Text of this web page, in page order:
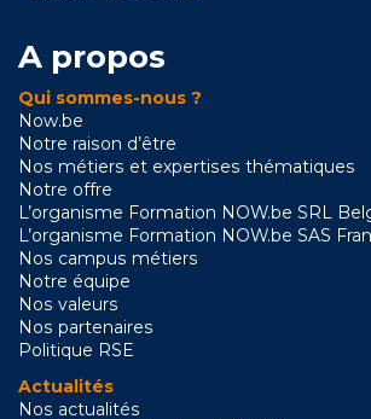
A propos
Qui sommes-nous ?
Now.be
Notre raison d’être
Nos métiers et expertises thématiques
Notre offre
L’organisme Formation NOW.be SRL
L’organisme Formation NOW.be SAS
Nos campus métiers
Notre équipe
Nos valeurs
Nos partenaires
Politique RSE
Actualités
Nos actualités